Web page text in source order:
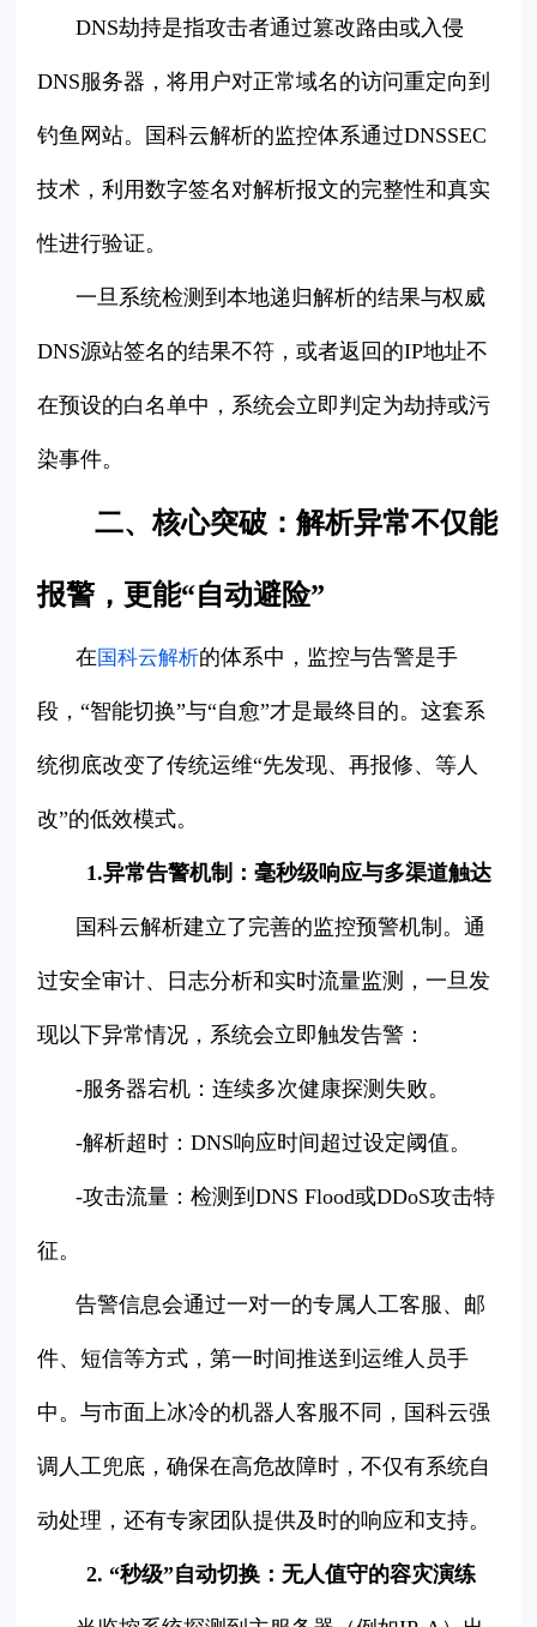
DNS劫持是指攻击者通过篡改路由或入侵
DNS服务器，将用户对正常域名的访问重定向到
钓鱼网站。国科云解析的监控体系通过DNSSEC
技术，利用数字签名对解析报文的完整性和真实
性进行验证。
一旦系统检测到本地递归解析的结果与权威
DNS源站签名的结果不符，或者返回的IP地址不
在预设的白名单中，系统会立即判定为劫持或污
染事件。
二、核心突破：解析异常不仅能
报警，更能“自动避险”
在国科云解析的体系中，监控与告警是手
段，“智能切换”与“自愈”才是最终目的。这套系
统彻底改变了传统运维“先发现、再报修、等人
改”的低效模式。
1.异常告警机制：毫秒级响应与多渠道触达
国科云解析建立了完善的监控预警机制。通
过安全审计、日志分析和实时流量监测，一旦发
现以下异常情况，系统会立即触发告警：
-服务器宕机：连续多次健康探测失败。
-解析超时：DNS响应时间超过设定阈值。
-攻击流量：检测到DNS Flood或DDoS攻击特
征。
告警信息会通过一对一的专属人工客服、邮
件、短信等方式，第一时间推送到运维人员手
中。与市面上冰冷的机器人客服不同，国科云强
调人工兜底，确保在高危故障时，不仅有系统自
动处理，还有专家团队提供及时的响应和支持。
2. “秒级”自动切换：无人值守的容灾演练